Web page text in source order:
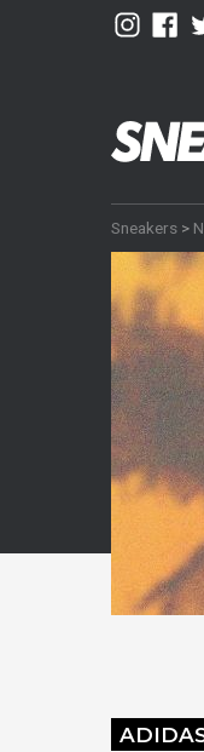
Sneakers >